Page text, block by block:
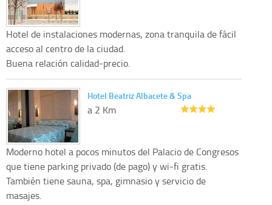
Hotel de instalaciones modernas, zona tranquila de fácil
acceso al centro de la ciudad.
Buena relación calidad-precio.
Hotel Beatriz Albacete & Spa
a 2 Km
Moderno hotel a pocos minutos del Palacio de Congresos
que tiene parking privado (de pago) y wi-fi gratis.
También tiene sauna, spa, gimnasio y servicio de
masajes.